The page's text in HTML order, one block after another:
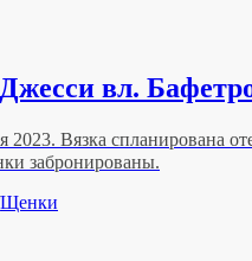
вл.
Вязка спланирована
забронированы.
Щенки